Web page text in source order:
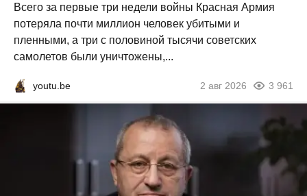
Всего за первые три недели войны Красная Армия
потеряла почти миллион человек убитыми и
пленными, а три с половиной тысячи советских
самолетов были уничтожены,...
youtu.be 2 авг 2026 3 961